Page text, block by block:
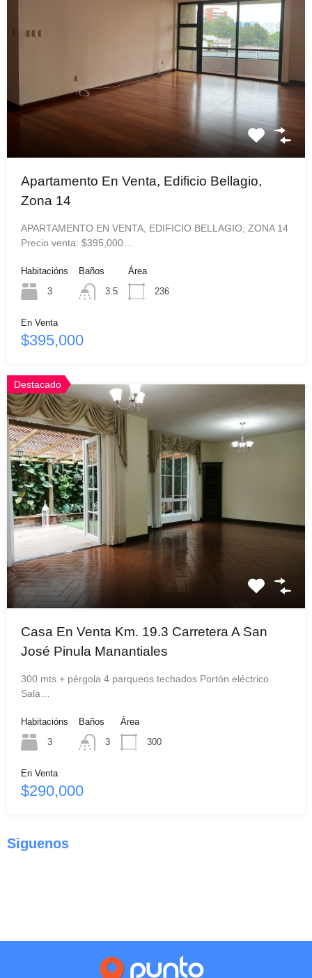
Apartamento En Venta, Edificio Bellagio,
Zona 14
APARTAMENTO EN VENTA, EDIFICIO BELLAGIO, ZONA 14
Precio venta: $395,000…
Habitacións
3
Baños
3.5
Área
236
En Venta
$395,000
Destacado
Casa En Venta Km. 19.3 Carretera A San
José Pinula Manantiales
300 mts + pérgola 4 parqueos techados Portón eléctrico
Sala…
Habitacións
3
Baños
3
Área
300
En Venta
$290,000
Siguenos